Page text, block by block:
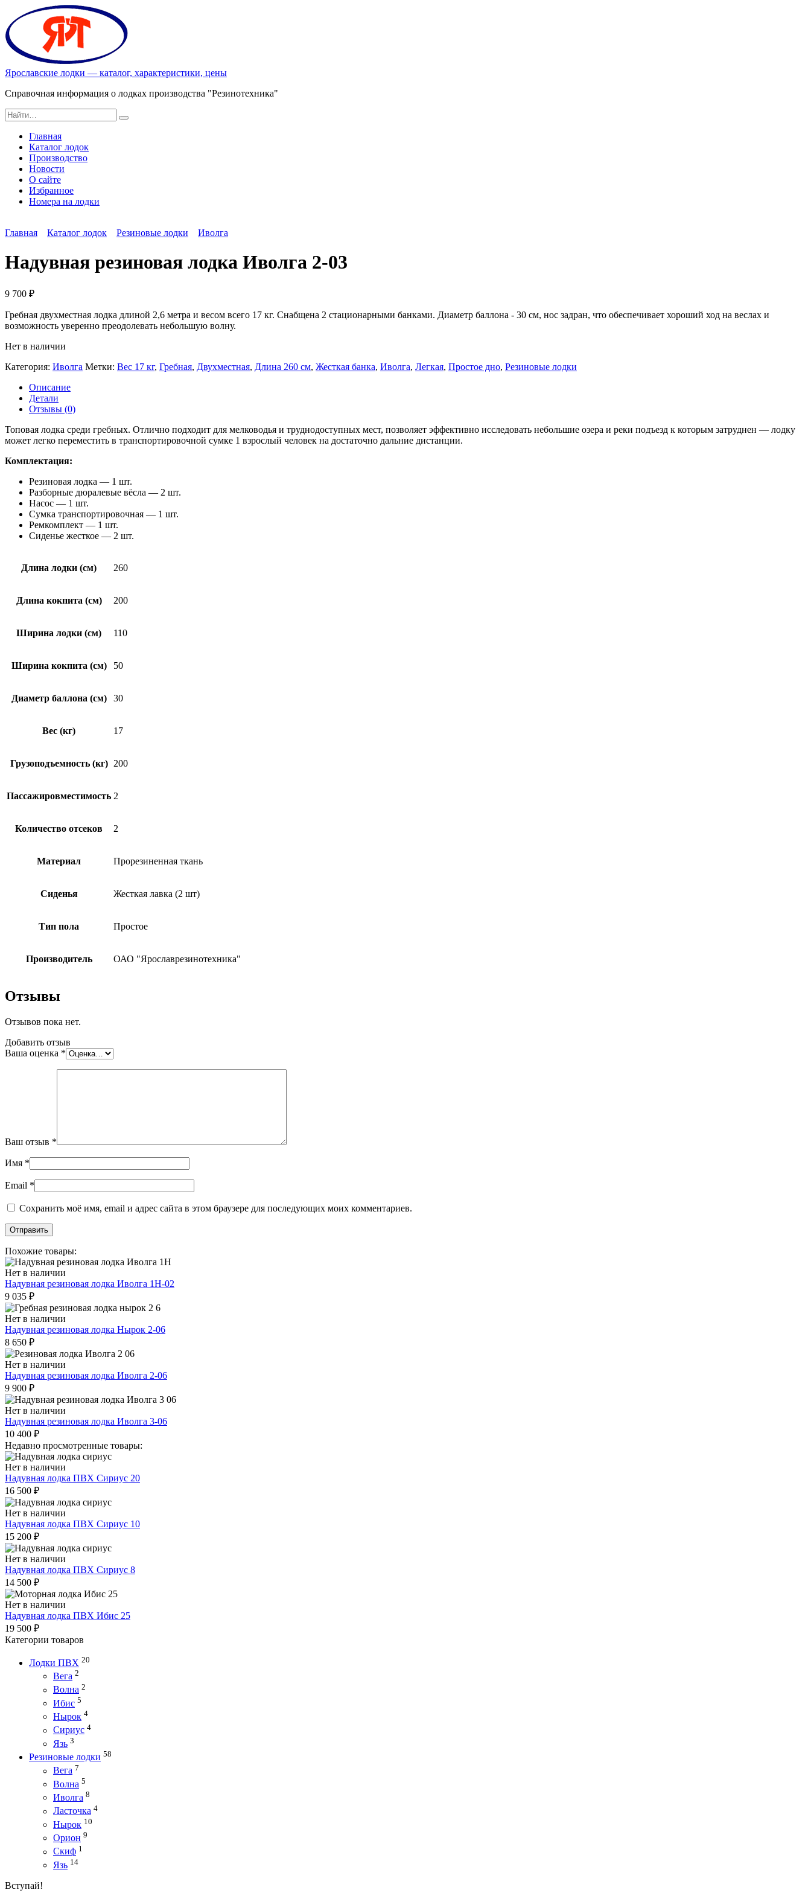
Перейти
содержанию
Ярославские лодки — каталог, характеристики, цены
Справочная информация о лодках производства "Резинотехника"
Search
for:
Главная
Каталог лодок
Производство
Новости
О сайте
Избранное
Номера на лодки
Главная Каталог лодок Резиновые лодки Иволга
Надувная резиновая лодка Иволга 2-03
9 700 ₽
Гребная двухместная лодка длиной 2,6 метра и весом всего 17 кг. Снабщена 2 стационарными банками. Диаметр баллона - 30 см, нос задран, что обеспечивает хороший ход на веслах и
возможность уверенно преодолевать небольшую волну.
Нет в наличии
Категория: Иволга Метки: Вес 17 кг, Гребная, Двухместная, Длина 260 см, Жесткая банка, Иволга, Легкая, Простое дно, Резиновые лодки
Описание
Детали
Отзывы (0)
Топовая лодка среди гребных. Отлично подходит для мелководья и труднодоступных мест, позволяет эффективно исследовать небольшие озера и реки подъезд к которым затруднен — лодку
может легко переместить в транспортировочной сумке 1 взрослый человек на достаточно дальние дистанции.
Комплектация:
Резиновая лодка — 1 шт.
Разборные дюралевые вёсла — 2 шт.
Насос — 1 шт.
Сумка транспортировочная — 1 шт.
Ремкомплект — 1 шт.
Сиденье жесткое — 2 шт.
Длина лодки (см) 260
Длина кокпита (см) 200
Ширина лодки (см) 110
Ширина кокпита (см) 50
Диаметр баллона (см) 30
Вес (кг) 17
Грузоподъемность (кг) 200
Пассажировместимость 2
Количество отсеков 2
Материал Прорезиненная ткань
Сиденья Жесткая лавка (2 шт)
Тип пола Простое
Производитель ОАО "Ярославрезинотехника"
Отзывы
Отзывов пока нет.
Добавить отзыв
Ваша оценка *
Ваш отзыв *
Имя *
Email *
Сохранить моё имя, email и адрес сайта в этом браузере для последующих моих комментариев.
Похожие товары:
Нет в наличии
Надувная резиновая лодка Иволга 1Н-02
9 035 ₽
Нет в наличии
Надувная резиновая лодка Нырок 2-06
8 650 ₽
Нет в наличии
Надувная резиновая лодка Иволга 2-06
9 900 ₽
Нет в наличии
Надувная резиновая лодка Иволга 3-06
10 400 ₽
Недавно просмотренные товары:
Нет в наличии
Надувная лодка ПВХ Сириус 20
16 500 ₽
Нет в наличии
Надувная лодка ПВХ Сириус 10
15 200 ₽
Нет в наличии
Надувная лодка ПВХ Сириус 8
14 500 ₽
Нет в наличии
Надувная лодка ПВХ Ибис 25
19 500 ₽
Категории товаров
Лодки ПВХ 20
Вега 2
Волна 2
Ибис 5
Нырок 4
Сириус 4
Язь 3
Резиновые лодки 58
Вега 7
Волна 5
Иволга 8
Ласточка 4
Нырок 10
Орион 9
Скиф 1
Язь 14
Вступай!